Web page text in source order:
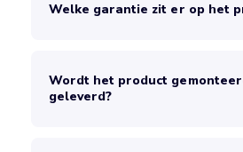
Welke garantie zit er op het
Wordt het product
geleverd?